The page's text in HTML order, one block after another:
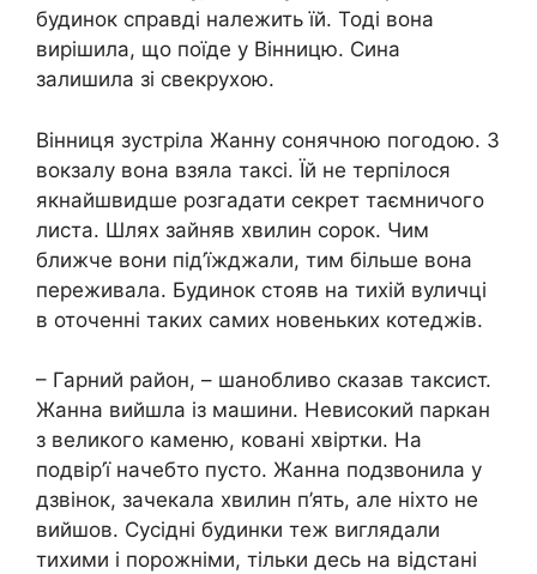
будинок справді належить їй. Тоді вона
вирішила, що поїде у Вінницю. Сина
залишила зі свекрухою.
Вінниця зустріла Жанну сонячною погодою. З
вокзалу вона взяла таксі. Їй не терпілося
якнайшвидше розгадати секрет таємничого
листа. Шлях зайняв хвилин сорок. Чим
ближче вони під’їжджали, тим більше вона
переживала. Будинок стояв на тихій вуличці
в оточенні таких самих новеньких котеджів.
– Гарний район, – шанобливо сказав таксист.
Жанна вийшла із машини. Невисокий паркан
з великого каменю, ковані хвіртки. На
подвір’ї начебто пусто. Жанна подзвонила у
дзвінок, зачекала хвилин п’ять, але ніхто не
вийшов. Сусідні будинки теж виглядали
тихими і порожніми, тільки десь на відстані